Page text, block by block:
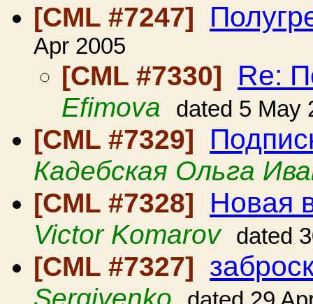
[CML #7247]
Apr 2005
[CML #7330] Re:
Efimova dated 5 May
[CML #7329]
Кадебская Ольга
[CML #7328]
Новая
Victor Komarov dated
[CML #7327]